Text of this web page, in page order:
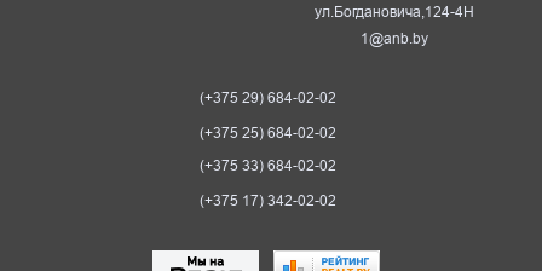
ул.Богдановича,124-4Н
1@anb.by
(+375 29) 684-02-02
(+375 25) 684-02-02
(+375 33) 684-02-02
(+375 17) 342-02-02